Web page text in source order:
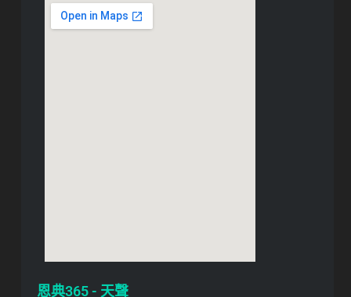
恩典365 - 天聲